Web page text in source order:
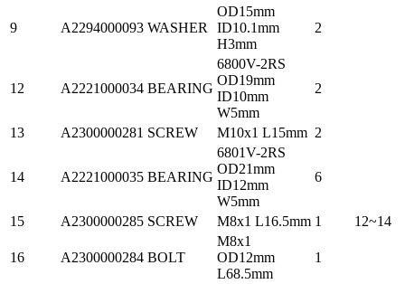
9 A2294000093 WASHER
OD15mm
ID10.1mm
H3mm
2
12 A2221000034 BEARING
6800V-2RS
OD19mm
ID10mm
W5mm
2
13 A2300000281 SCREW M10x1 L15mm 2
14 A2221000035 BEARING
6801V-2RS
OD21mm
ID12mm
W5mm
6
15 A2300000285 SCREW M8x1 L16.5mm 1 12~14
16 A2300000284 BOLT
M8x1
OD12mm
L68.5mm
1